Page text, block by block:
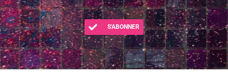
S'ABONNER